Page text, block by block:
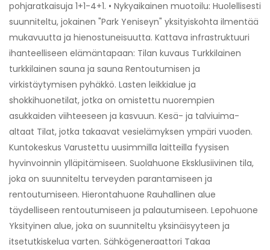
pohjaratkaisuja 1+1-4+1. • Nykyaikainen muotoilu: Huolellisesti
suunniteltu, jokainen "Park Yeniseyn" yksityiskohta ilmentää
mukavuutta ja hienostuneisuutta. Kattava infrastruktuuri
ihanteelliseen elämäntapaan: Tilan kuvaus Turkkilainen
turkkilainen sauna ja sauna Rentoutumisen ja
virkistäytymisen pyhäkkö. Lasten leikkialue ja
shokkihuonetilat, jotka on omistettu nuorempien
asukkaiden viihteeseen ja kasvuun. Kesä- ja talviuima-
altaat Tilat, jotka takaavat vesielämyksen ympäri vuoden.
Kuntokeskus Varustettu uusimmilla laitteilla fyysisen
hyvinvoinnin ylläpitämiseen. Suolahuone Eksklusiivinen tila,
joka on suunniteltu terveyden parantamiseen ja
rentoutumiseen. Hierontahuone Rauhallinen alue
täydelliseen rentoutumiseen ja palautumiseen. Lepohuone
Yksityinen alue, joka on suunniteltu yksinäisyyteen ja
itsetutkiskelua varten. Sähkögeneraattori Takaa